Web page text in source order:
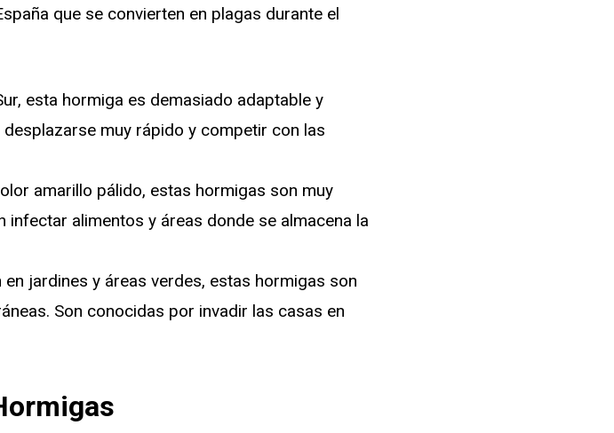
que se convierten en plagas durante el
esta hormiga es demasiado adaptable y
muy rápido y competir con las
amarillo pálido, estas hormigas son muy
alimentos y áreas donde se almacena la
jardines y áreas verdes, estas hormigas son
Son conocidas por invadir las casas en